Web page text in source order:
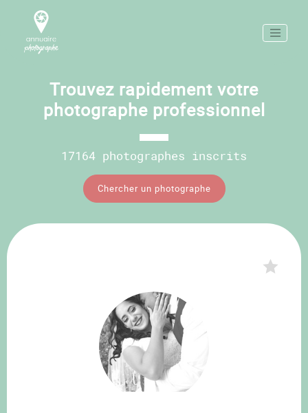
Trouvez rapidement votre
photographe professionnel
17164 photographes inscrits
Chercher un photographe